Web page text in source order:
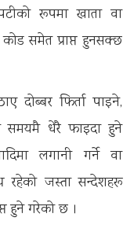
रूपमा खाता वा
समेत प्राप्त हुनसक्छ
दोब्बर फिर्ता पाइने,
समयमै धेरै फाइदा हुने
लगानी गर्ने वा
रहेको जस्ता सन्देशहरू
हुने गरेको छ ।